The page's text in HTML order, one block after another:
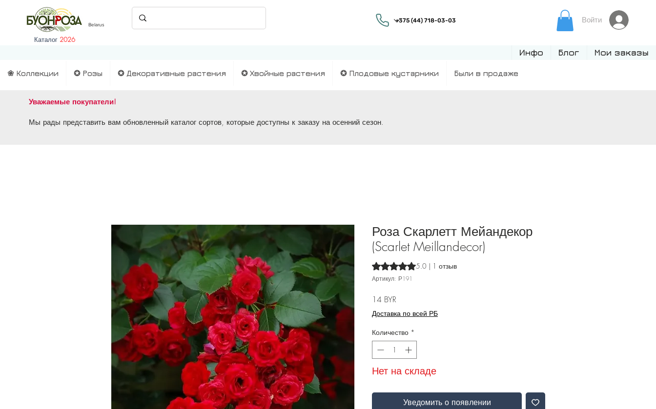
Belarus
Каталог 2026
Войти
Инфо Блог Мои заказы
❀ Коллекции ✪ Розы ✪ Декоративные растения ✪ Хвойные растения ✪ Плодовые кустарники Были в продаже
Уважаемые покупатели!
Мы рады представить вам обновленный каталог сортов, которые доступны к заказу на осенний сезон.
Роза Скарлетт Мейандекор
(Scarlet Meillandecor)
Оценка 5.0 из пяти звезд на основе 1 отзыва
5.0 | 1 отзыв
Артикул: Р191
14 BYR
Доставка по всей РБ
Количество *
Нет на складе
Уведомить о появлении